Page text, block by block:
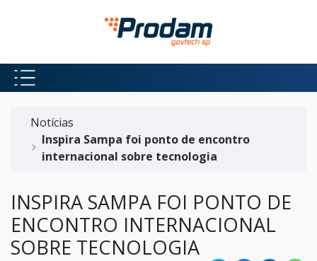
Pular para o Conteúdo principal
Notícias
Inspira Sampa foi ponto de encontro
internacional sobre tecnologia
INSPIRA SAMPA FOI PONTO DE
ENCONTRO INTERNACIONAL
SOBRE TECNOLOGIA